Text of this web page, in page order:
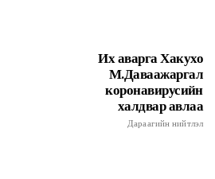
Их аварга Хакухо
М.Даваажаргал
коронавирусийн
халдвар авлаа
Дараагийн нийтлэл